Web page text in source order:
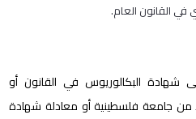
في القانون العام.
شهادة البكالوريوس في القانون أو
من جامعة فلسطينية أو معادلة شهادة